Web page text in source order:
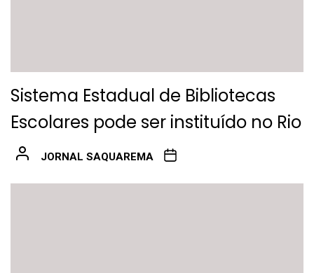
Sistema Estadual de Bibliotecas
Escolares pode ser instituído no Rio
JORNAL SAQUAREMA